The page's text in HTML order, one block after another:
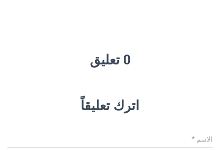
0 تعليق
اترك تعليقاً
الاسم *